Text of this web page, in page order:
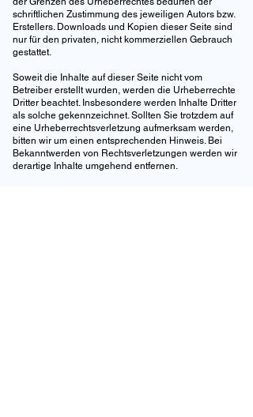
schriftlichen Zustimmung des jeweiligen Autors bzw.
Erstellers. Downloads und Kopien dieser Seite sind
nur für den privaten, nicht kommerziellen Gebrauch
gestattet.
Soweit die Inhalte auf dieser Seite nicht vom
Betreiber erstellt wurden, werden die Urheberrechte
Dritter beachtet. Insbesondere werden Inhalte Dritter
als solche gekennzeichnet. Sollten Sie trotzdem auf
eine Urheberrechtsverletzung aufmerksam werden,
bitten wir um einen entsprechenden Hinweis. Bei
Bekanntwerden von Rechtsverletzungen werden wir
derartige Inhalte umgehend entfernen.